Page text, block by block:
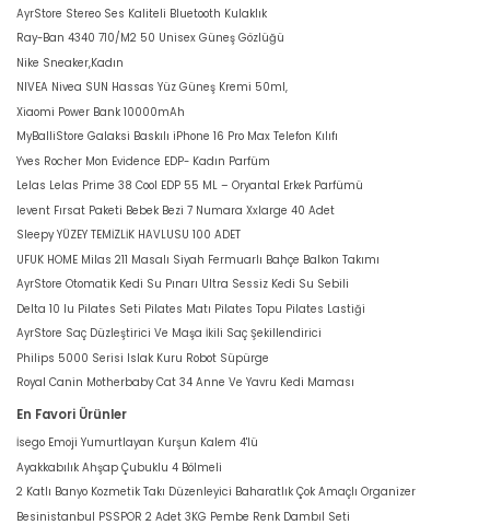
AyrStore Stereo Ses Kaliteli Bluetooth Kulaklık
Ray-Ban 4340 710/M2 50 Unisex Güneş Gözlüğü
Nike Sneaker,Kadın
NIVEA Nivea SUN Hassas Yüz Güneş Kremi 50ml,
Xiaomi Power Bank 10000mAh
MyBalliStore Galaksi Baskılı iPhone 16 Pro Max Telefon Kılıfı
Yves Rocher Mon Evidence EDP- Kadın Parfüm
Lelas Lelas Prime 38 Cool EDP 55 ML – Oryantal Erkek Parfümü
levent Fırsat Paketi Bebek Bezi 7 Numara Xxlarge 40 Adet
Sleepy YÜZEY TEMİZLİK HAVLUSU 100 ADET
UFUK HOME Milas 211 Masalı Siyah Fermuarlı Bahçe Balkon Takımı
AyrStore Otomatik Kedi Su Pınarı Ultra Sessiz Kedi Su Sebili
Delta 10 lu Pilates Seti Pilates Matı Pilates Topu Pilates Lastiği
AyrStore Saç Düzleştirici Ve Maşa İkili Saç Şekillendirici
Philips 5000 Serisi Islak Kuru Robot Süpürge
Royal Canin Motherbaby Cat 34 Anne Ve Yavru Kedi Maması
En Favori Ürünler
İsego Emoji Yumurtlayan Kurşun Kalem 4'lü
Ayakkabılık Ahşap Çubuklu 4 Bölmeli
2 Katlı Banyo Kozmetik Takı Düzenleyici Baharatlık Çok Amaçlı Organizer
Besinistanbul PSSPOR 2 Adet 3KG Pembe Renk Dambıl Seti